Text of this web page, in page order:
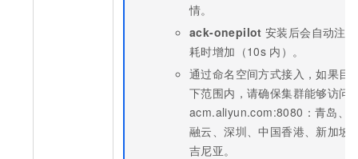
情。
ack-onepilot 安装后会自动注
耗时增加（10s 内）。
通过命名空间方式接入，如果目
下范围内，请确保集群能够访问
acm.aliyun.com:8080：青岛、
融云、深圳、中国香港、新加坡
吉尼亚。